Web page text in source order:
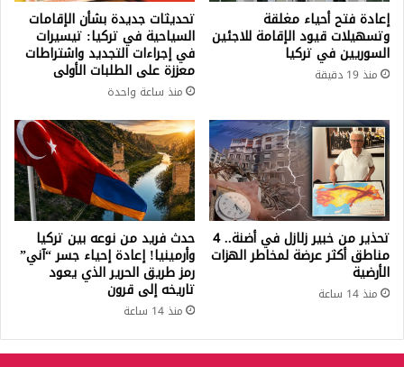
إعادة فتح أحياء مغلقة
وتسهيلات قيود الإقامة للاجئين
السوريين في تركيا
منذ 19 دقيقة
تحديثات جديدة بشأن الإقامات
السياحية في تركيا: تيسيرات
في إجراءات التجديد واشتراطات
معززة على الطلبات الأولى
منذ ساعة واحدة
تحذير من خبير زلازل في أضنة.. 4
مناطق أكثر عرضة لمخاطر الهزات
الأرضية
منذ 14 ساعة
حدث فريد من نوعه بين تركيا
وأرمينيا! إعادة إحياء جسر “آني”
رمز طريق الحرير الذي يعود
تاريخه إلى قرون
منذ 14 ساعة